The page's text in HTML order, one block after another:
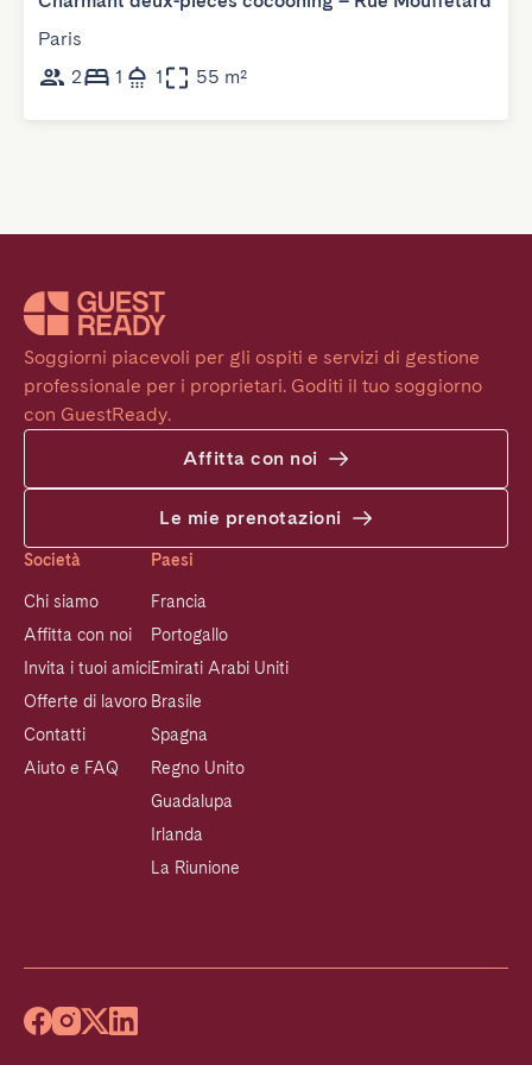
Paris
2
1 1 55 m²
Soggiorni piacevoli per gli ospiti e servizi di gestione
professionale per i proprietari. Goditi il tuo soggiorno
con GuestReady.
Affitta con noi
Le mie prenotazioni
Società
Chi siamo
Affitta con noi
Invita i tuoi amici
Offerte di lavoro
Contatti
Aiuto e FAQ
Paesi
Francia
Portogallo
Emirati Arabi Uniti
Brasile
Spagna
Regno Unito
Guadalupa
Irlanda
La Riunione